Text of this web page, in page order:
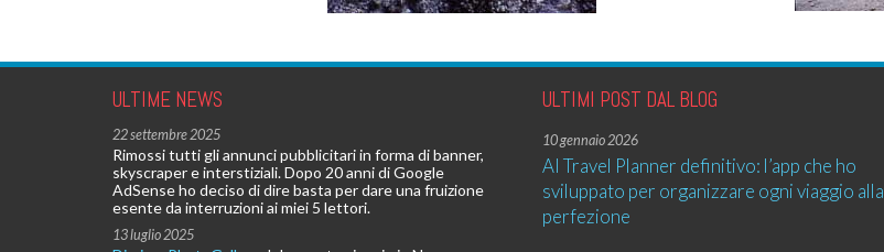
ULTIME NEWS
22 settembre 2025
Rimossi tutti gli annunci pubblicitari in forma di banner,
skyscraper e interstiziali. Dopo 20 anni di Google
AdSense ho deciso di dire basta per dare una fruizione
esente da interruzioni ai miei 5 lettori.
13 luglio 2025
ULTIMI POST DAL BLOG
10 gennaio 2026
AI Travel Planner definitivo: l’app che ho
sviluppato per organizzare ogni viaggio alla
perfezione